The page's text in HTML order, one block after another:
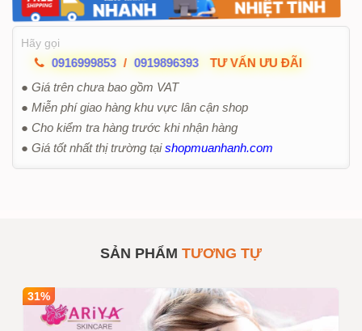
Hãy gọi
0916999853 / 0919896393
TƯ VẤN ƯU ĐÃI
● Giá trên chưa bao gồm VAT
● Miễn phí giao hàng khu vực lân cận shop
● Cho kiểm tra hàng trước khi nhận hàng
● Giá tốt nhất thị trường tạishopmuanhanh.com
SẢN PHẨM TƯƠNG TỰ
31%